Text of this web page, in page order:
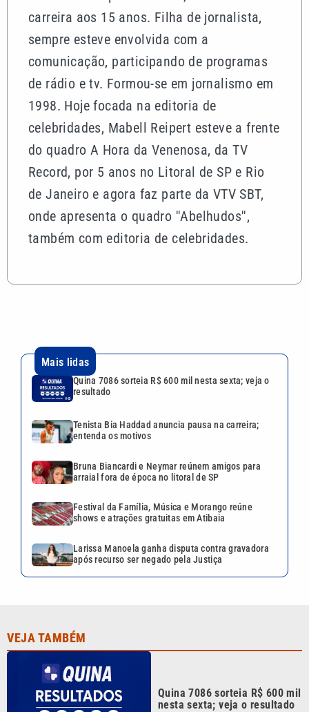
carreira aos 15 anos. Filha de jornalista,
sempre esteve envolvida com a
comunicação, participando de programas
de rádio e tv. Formou-se em jornalismo em
1998. Hoje focada na editoria de
celebridades, Mabell Reipert esteve a frente
do quadro A Hora da Venenosa, da TV
Record, por 5 anos no Litoral de SP e Rio
de Janeiro e agora faz parte da VTV SBT,
onde apresenta o quadro ''Abelhudos'',
também com editoria de celebridades.
Mais lidas
Quina 7086 sorteia R$ 600 mil nesta sexta; veja o
resultado
Tenista Bia Haddad anuncia pausa na carreira;
entenda os motivos
Bruna Biancardi e Neymar reúnem amigos para
arraial fora de época no litoral de SP
Festival da Família, Música e Morango reúne
shows e atrações gratuitas em Atibaia
Larissa Manoela ganha disputa contra gravadora
após recurso ser negado pela Justiça
VEJA TAMBÉM
Quina 7086 sorteia R$ 600 mil
nesta sexta; veja o resultado